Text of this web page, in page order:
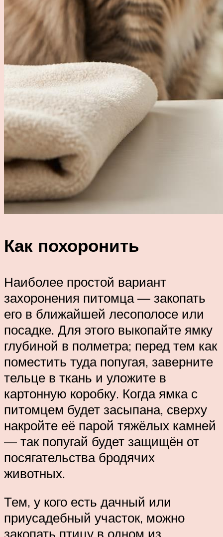
Как похоронить
Наиболее простой вариант
захоронения питомца — закопать
его в ближайшей лесополосе или
посадке. Для этого выкопайте ямку
глубиной в полметра; перед тем как
поместить туда попугая, заверните
тельце в ткань и уложите в
картонную коробку. Когда ямка с
питомцем будет засыпана, сверху
накройте её парой тяжёлых камней
— так попугай будет защищён от
посягательства бродячих
животных.
Тем, у кого есть дачный или
приусадебный участок, можно
закопать птицу в одном из